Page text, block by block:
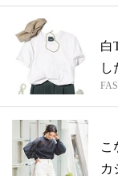
白
し
こ
カ